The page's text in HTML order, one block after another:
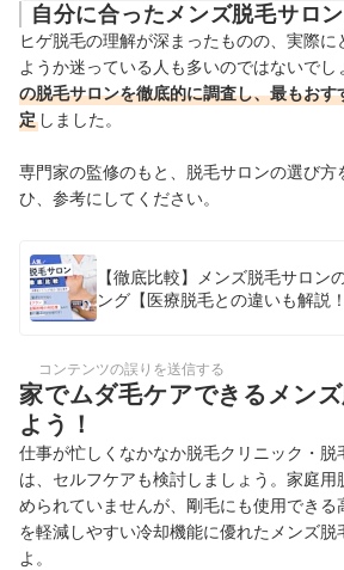
自分に合ったメンズ脱毛サロ
ヒゲ脱毛の理解が深まったものの、実際に
ようか迷っている人も多いのではないでし
の脱毛サロンを徹底的に調査し、最もおす
定 しました。
専門家の監修のもと、脱毛サロンの選び方
ひ、参考にしてください。
【徹底比較】メンズ脱毛サロン
ング【医療脱毛との違いも解説
コンテンツの誤りを送信する
家でムダ毛ケアできるメン
よう！
仕事が忙しくなかなか脱毛クリニック・脱
は、セルフケアも検討しましょう。家庭
められていませんが、剛毛にも使用できる
を軽減しやすい冷却機能に優れたメンズ脱
よ。